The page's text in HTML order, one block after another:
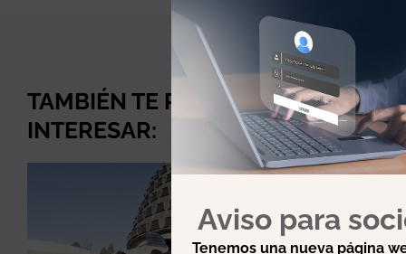
TAMBIÉN TE PUEDE
INTERESAR:
Ver
todo
Aviso para
Tenemos una nueva página